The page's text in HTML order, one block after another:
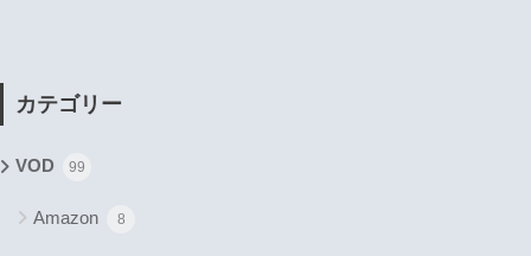
カテゴリー
VOD 99
Amazon 8